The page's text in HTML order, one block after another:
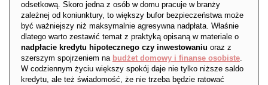
odsetkową. Skoro jedna z osób w domu pracuje w branży
zależnej od koniunktury, to większy bufor bezpieczeństwa może
być ważniejszy niż maksymalnie agresywna nadpłata. Właśnie
dlatego warto zestawić temat z praktyką opisaną w materiale o
nadpłacie kredytu hipotecznego czy inwestowaniu oraz z
szerszym spojrzeniem na budżet domowy i finanse osobiste.
W codziennym życiu większy spokój daje nie tylko niższe saldo
kredytu, ale też świadomość, że nie trzeba będzie ratować